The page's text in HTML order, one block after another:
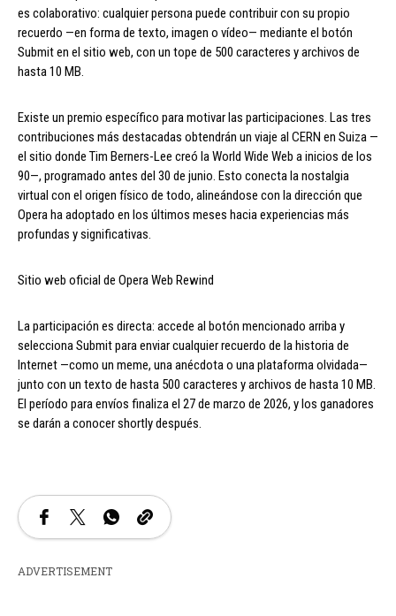
es colaborativo: cualquier persona puede contribuir con su propio
recuerdo —en forma de texto, imagen o vídeo— mediante el botón
Submit en el sitio web, con un tope de 500 caracteres y archivos de
hasta 10 MB.
Existe un premio específico para motivar las participaciones. Las tres
contribuciones más destacadas obtendrán un viaje al CERN en Suiza —
el sitio donde Tim Berners-Lee creó la World Wide Web a inicios de los
90—, programado antes del 30 de junio. Esto conecta la nostalgia
virtual con el origen físico de todo, alineándose con la dirección que
Opera ha adoptado en los últimos meses hacia experiencias más
profundas y significativas.
Sitio web oficial de Opera Web Rewind
La participación es directa: accede al botón mencionado arriba y
selecciona Submit para enviar cualquier recuerdo de la historia de
Internet —como un meme, una anécdota o una plataforma olvidada—
junto con un texto de hasta 500 caracteres y archivos de hasta 10 MB.
El período para envíos finaliza el 27 de marzo de 2026, y los ganadores
se darán a conocer shortly después.
ADVERTISEMENT